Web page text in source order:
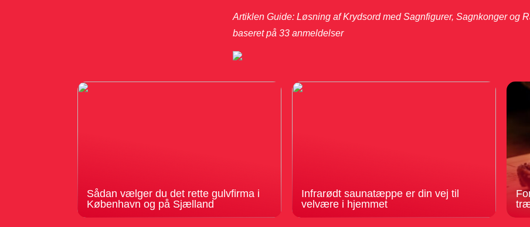
Artiklen Guide: Løsning af Krydsord med Sagnfigurer, Sagnkonger og
baseret på 33 anmeldelser
Sådan vælger du det rette gulvfirma i
København og på Sjælland
Infrarødt saunatæppe er din vej til
velvære i hjemmet